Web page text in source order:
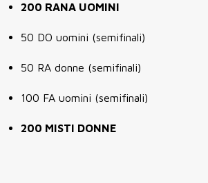
200 RANA UOMINI
50 DO uomini (semifinali)
50 RA donne (semifinali)
100 FA uomini (semifinali)
200 MISTI DONNE